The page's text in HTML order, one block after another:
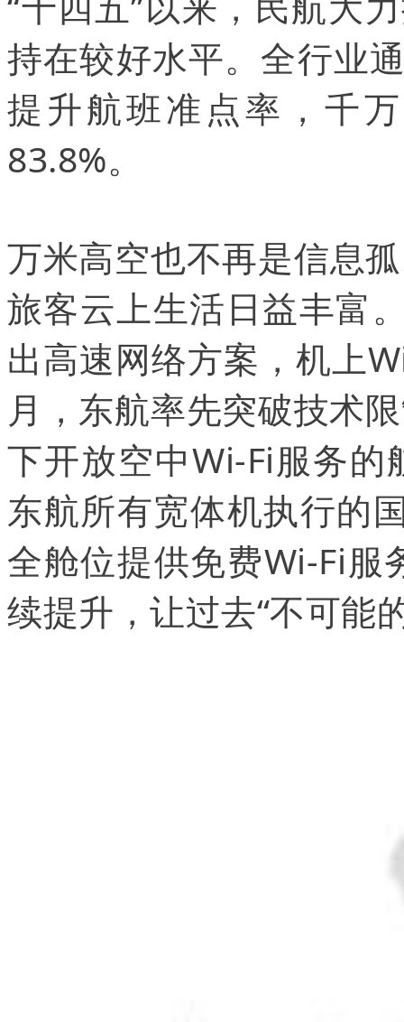
持在较好水平。全行业
提升航班准点率，千
83.8%。
万米高空也不再是信息
旅客云上生活日益丰富
出高速网络方案，机上
月，东航率先突破技术
下开放空中Wi-Fi服务
东航所有宽体机执行的
全舱位提供免费Wi-Fi
续提升，让过去“不可能